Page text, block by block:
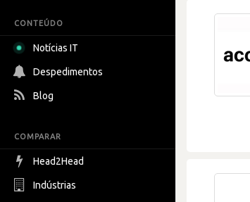
CONTEÚDO
Notícias IT
Despedimentos
Blog
COMPARAR
Head2Head
Indústrias